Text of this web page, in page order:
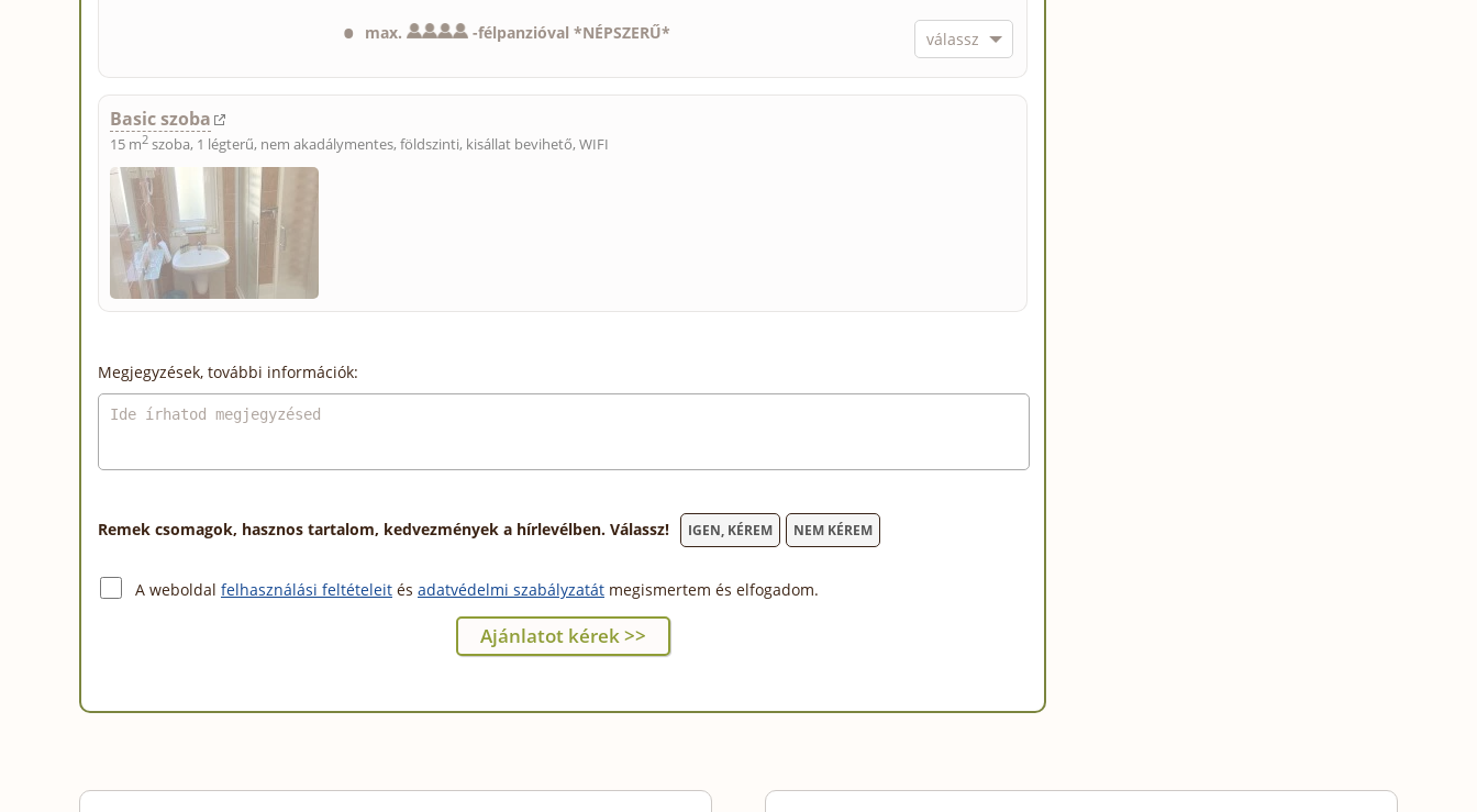
max. -félpanzióval *NÉPSZERŰ*
Basic szoba
15 m2 szoba, 1 légterű, nem akadálymentes, földszinti, kisállat bevihető, WIFI
Megjegyzések, további információk:
Remek csomagok, hasznos tartalom, kedvezmények a hírlevélben. Válassz! IGEN, KÉREM NEM KÉREM
A weboldal felhasználási feltételeit és adatvédelmi szabályzatát megismertem és elfogadom.